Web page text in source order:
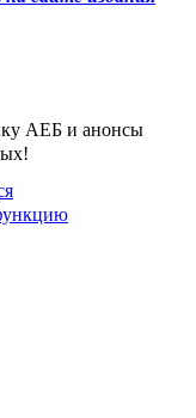
АЕБ и анонсы